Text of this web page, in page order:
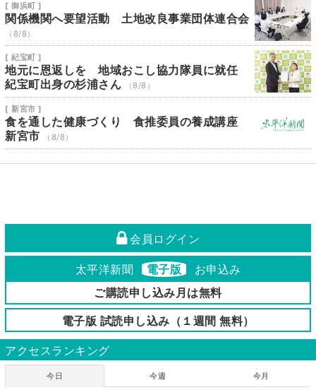
[ 御浜町 ]
関係機関へ要望活動 土地改良事業団体連合会
（8/8）
[ 紀宝町 ]
地元に恩返しを 地域おこし協力隊員に就任
紀宝町出身の杉浦さん
（8/8）
[ 新宮市 ]
食を通した健康づくり 食推委員の養成講座
新宮市
（8/8）
会員ログイン
太平洋新聞 電子版
お申込み
ご購読申し込み月は無料
電子版 試読申し込み（１週間 無料）
アクセスランキング
今日 今週 今月